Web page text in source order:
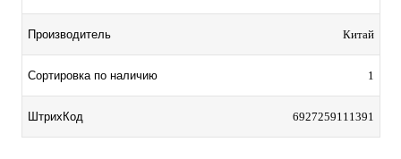
Производитель Китай
Сортировка по наличию 1
ШтрихКод 6927259111391